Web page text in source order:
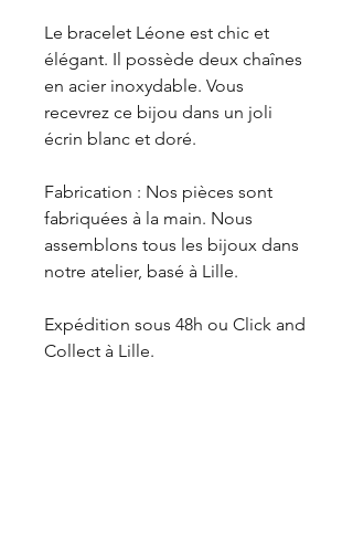
Le bracelet Léone est chic et
élégant. Il possède deux chaînes
en acier inoxydable. Vous
recevrez ce bijou dans un joli
écrin blanc et doré.
Fabrication : Nos pièces sont
fabriquées à la main. Nous
assemblons tous les bijoux dans
notre atelier, basé à Lille.
Expédition sous 48h ou Click and
Collect à Lille.